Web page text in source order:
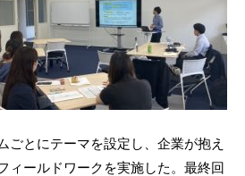
ごとにテーマを設定し、企業が抱え
ィールドワークを実施した。最終回